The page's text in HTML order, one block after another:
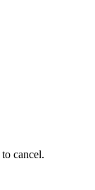
to cancel.